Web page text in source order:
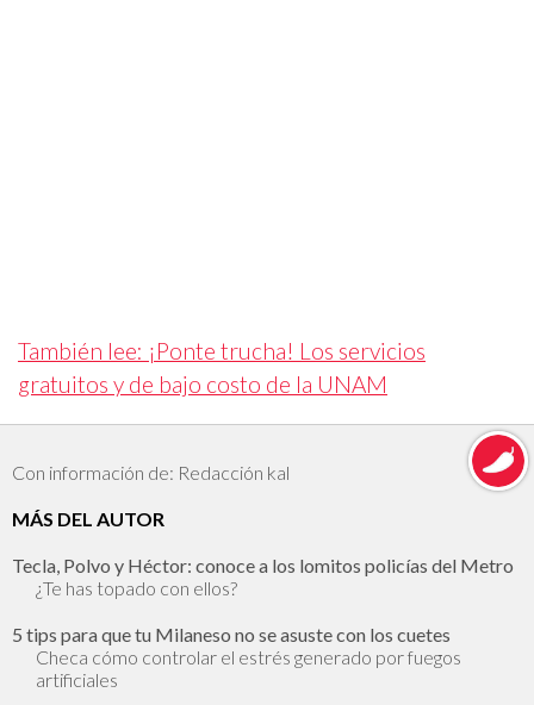
También lee: ¡Ponte trucha! Los servicios
gratuitos y de bajo costo de la UNAM
Con información de: Redacción kal
MÁS DEL AUTOR
Tecla, Polvo y Héctor: conoce a los lomitos policías del Metro
¿Te has topado con ellos?
5 tips para que tu Milaneso no se asuste con los cuetes
Checa cómo controlar el estrés generado por fuegos
artificiales